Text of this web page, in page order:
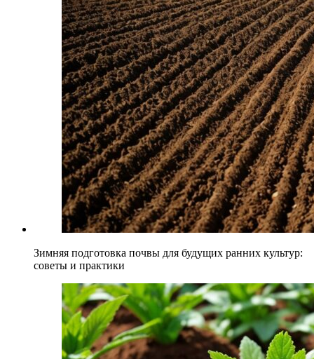
Зимняя подготовка почвы для будущих ранних культур:
советы и практики